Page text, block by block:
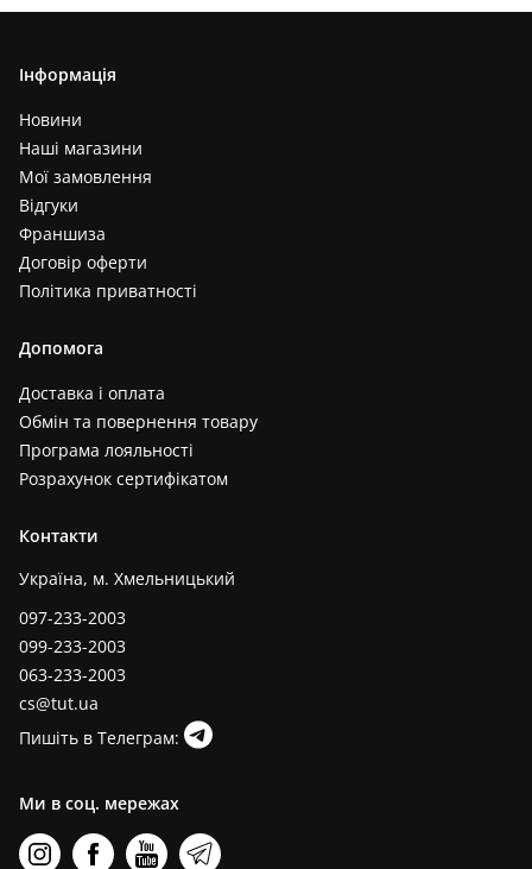
Інформація
Новини
Наші магазини
Мої замовлення
Відгуки
Франшиза
Договір оферти
Політика приватності
Допомога
Доставка і оплата
Обмін та повернення товару
Програма лояльності
Розрахунок сертифікатом
Контакти
Україна, м. Хмельницький
097-233-2003
099-233-2003
063-233-2003
cs@tut.ua
Пишіть в Телеграм:
Ми в соц. мережах